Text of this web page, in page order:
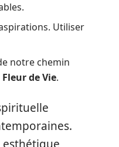
Utiliser
notre chemin
Fleur de Vie.